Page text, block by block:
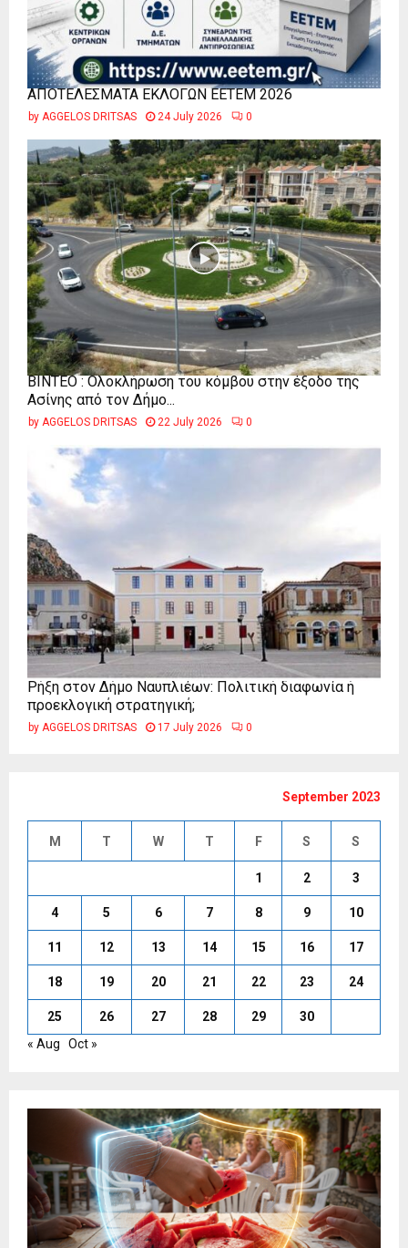
ΑΠΟΤΕΛΕΣΜΑΤΑ ΕΚΛΟΓΩΝ ΕΕΤΕΜ 2026
by AGGELOS DRITSAS 24 July 2026 0
ΒΙΝΤΕΟ : Ολοκλήρωση του κόμβου στην έξοδο της
Ασίνης από τον Δήμο...
by AGGELOS DRITSAS 22 July 2026 0
Ρήξη στον Δήμο Ναυπλιέων: Πολιτική διαφωνία ή
προεκλογική στρατηγική;
by AGGELOS DRITSAS 17 July 2026 0
September 2023
M T W T F S S
1 2 3
4 5 6 7 8 9 10
11 12 13 14 15 16 17
18 19 20 21 22 23 24
25 26 27 28 29
30
« Aug
Oct »